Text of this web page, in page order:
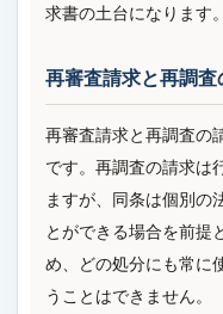
求書の土台になります。
再審査請求と再調
再審査請求と再調査の
です。再調査の請求は
ますが、同条は個別の
とができる場合を前提
め、どの処分にも常に
うことはできません。